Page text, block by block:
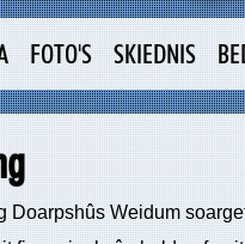
FOTO'S SKIEDNIS
Doarpshûs Weidum